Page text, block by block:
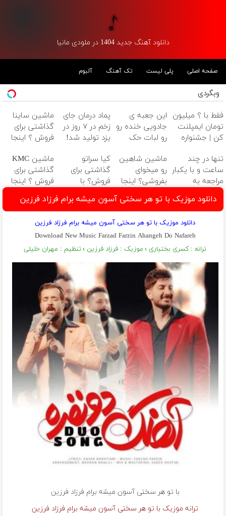
دانلود آهنگ جدید 1404 در ملودی مانیا
صفحه اصلی پلی لیست تک آهنگ آلبوم
وبگردی
فقط با ؟ میلیون
تومان ایمپلنت
کن | جشنواره
این جعبه ی
جادویی خنده رو
رو لبات حک
خرید40%تخفیف
پماد درمان جای
زخم در ۷ روز در
یزد تولید شد!
ماشین ساینا
گذاشتی برای
فروش ؟ اینجا
بفروش
تنها در چند
ساعت و با یکبار
مراجعه به
خودرو45
ماشین شاهین
رو میخوای
بفروشی؟ اینجا
چند ساعت
بفروشش
کیا سراتو
گذاشتی برای
فروش؟ با
بفروش ✅
ماشین KMC
گذاشتی برای
فروش ؟ اینجا
بفروش
دانلود موزیک با تو هر سختی آسون میشه برام فرزاد فرزین
دانلود موزیک با تو هر سختی آسون میشه برام فرزاد فرزین
Download New Music Farzad Farzin Ahangeh Do Nafareh
ترانه : کسری بختیاری ؛ موزیک : فرزاد فرزین ؛ تنظیم : مهران خلیلی
با تو هر سختی آسون میشه برام فرزاد فرزین
ترانه موزیک با تو هر سختی آسون میشه برام فرزاد فرزین